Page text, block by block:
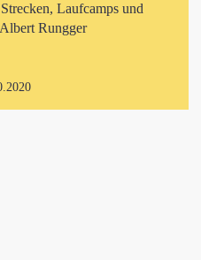
Laufcamps und
Rungger